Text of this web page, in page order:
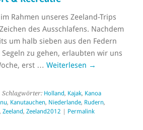
Rahmen unseres Zeeland-Trips
des Ausschlafens. Nachdem
um halb sieben aus den Federn
zu gehen, erlaubten wir uns
erst … Weiterlesen →
Schlagwörter: Holland, Kajak, Kanoa
, Kanutauchen, Niederlande, Rudern,
, Zeeland, Zeeland2012 | Permalink